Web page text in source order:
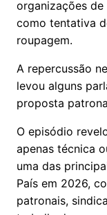
organizações
como tentativa
roupagem.
A repercussão
levou alguns
proposta
O episódio
apenas técnica
uma das
País em 2026,
patronais,